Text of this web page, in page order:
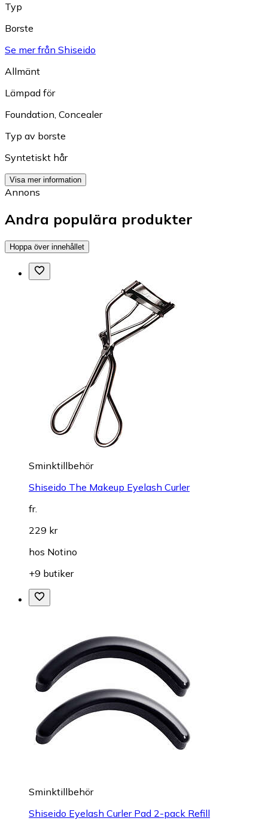
Typ
Borste
Se mer från Shiseido
Allmänt
Lämpad för
Foundation, Concealer
Typ av borste
Syntetiskt hår
Visa mer information
Annons
Andra populära produkter
Hoppa över innehållet
Sminktillbehör
Shiseido The Makeup Eyelash Curler
fr.
229 kr
hos Notino
+9 butiker
Sminktillbehör
Shiseido Eyelash Curler Pad 2-pack Refill